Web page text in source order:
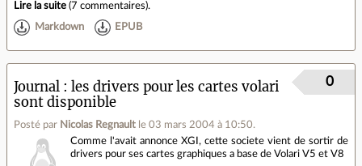
Lire la suite (7 commentaires).
Markdown EPUB
Journal
les drivers pour les cartes volari
sont disponible
Posté par Nicolas Regnault le 03 mars 2004 à 10:50.
0
Comme l'avait annonce XGI, cette societe vient de sortir de
drivers pour ses cartes graphiques a base de Volari V5 et V8